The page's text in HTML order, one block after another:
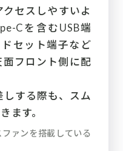
セスしやすいよ
Cを含むUSB端
セット端子など
フロント側に配
する際も、スム
ます。
ァンを搭載している